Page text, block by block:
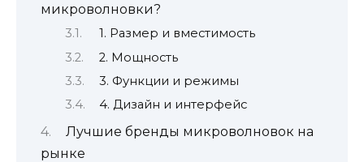
микроволновки?
1. Размер и вместимость
2. Мощность
3. Функции и режимы
4. Дизайн и интерфейс
Лучшие бренды микроволновок на
рынке